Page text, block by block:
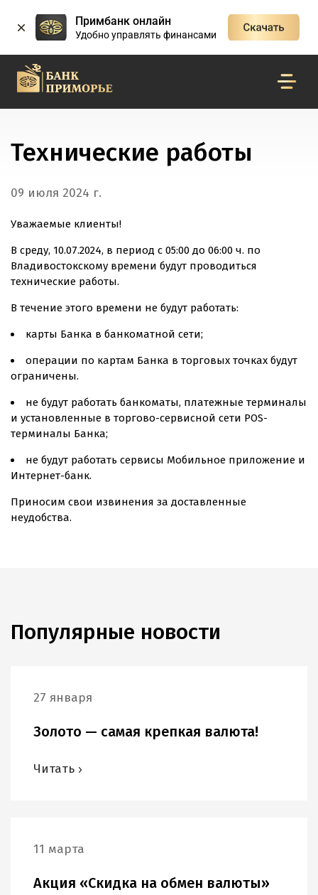
Примбанк онлайн
Удобно управлять финансами
Технические работы
09 июля 2024 г.
Уважаемые клиенты!
В среду, 10.07.2024, в период с 05:00 до 06:00 ч. по
Владивостокскому времени будут проводиться
технические работы.
В течение этого времени не будут работать:
карты Банка в банкоматной сети;
операции по картам Банка в торговых точках будут
ограничены.
не будут работать банкоматы, платежные терминалы
и установленные в торгово-сервисной сети POS-
терминалы Банка;
не будут работать сервисы Мобильное приложение и
Интернет-банк.
Приносим свои извинения за доставленные
неудобства.
Популярные новости
27 января
Золото — самая крепкая валюта!
Читать
11 марта
Акция «Скидка на обмен валюты»